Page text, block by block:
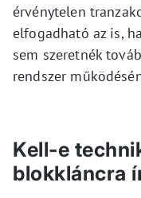
érvénytelen
elfogadható az is,
sem szeretnék
rendszer
Kell-e
blokkláncra